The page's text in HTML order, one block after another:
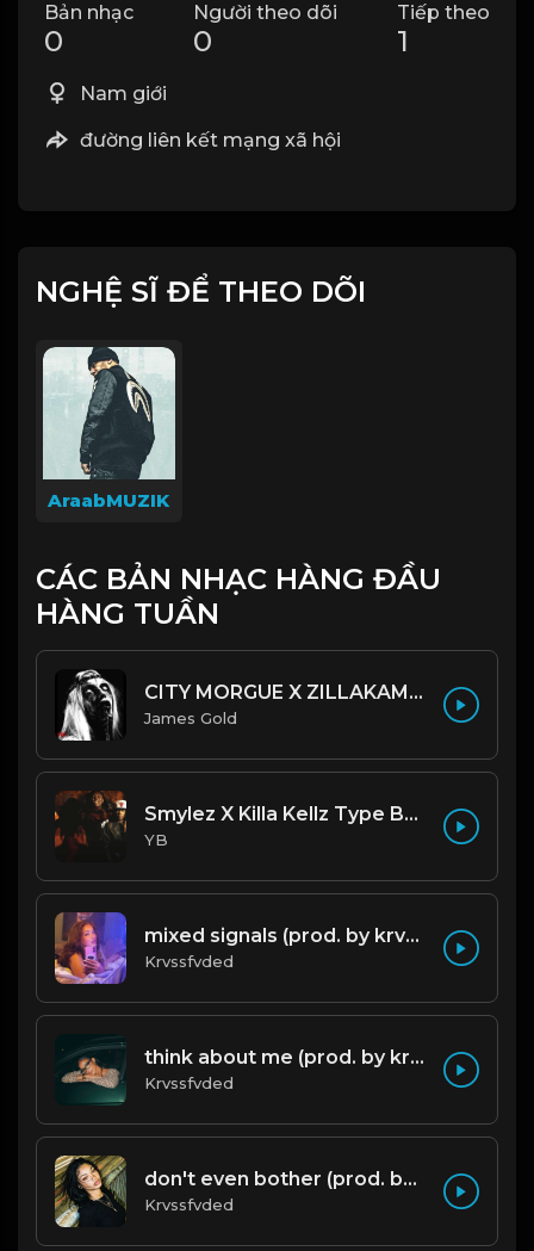
Bản nhạc
0
Người theo dõi
0
Tiếp theo
1
Nam giới
đường liên kết mạng xã hội
NGHỆ SĨ ĐỂ THEO DÕI
AraabMUZIK
CÁC BẢN NHẠC HÀNG ĐẦU
HÀNG TUẦN
CITY MORGUE X ZILLAKAMI X SOSMULA TYPE BEAT ~ GRUDGE | PROD. JAMES GOLD X 400MGB
James Gold
Smylez X Killa Kellz Type Beat - No Smoke (Prod. By CornerBoyYB)
YB
mixed signals (prod. by krvssfvded & Dee Aye) 124bpm
Krvssfvded
think about me (prod. by krvssfvded) 123bpm
Krvssfvded
don't even bother (prod. by krvssfvded) 138bpm
Krvssfvded